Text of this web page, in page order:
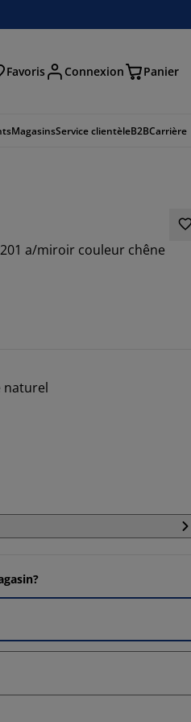
Favoris Connexion Panier
MagasinsService clientèleB2BCarrière
a/miroir couleur chêne
naturel